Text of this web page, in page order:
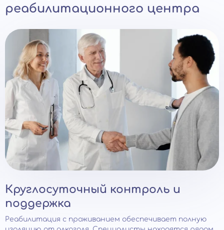
реабилитационного центра
Круглосуточный контроль и
поддержка
Реабилитация с проживанием обеспечивает полную